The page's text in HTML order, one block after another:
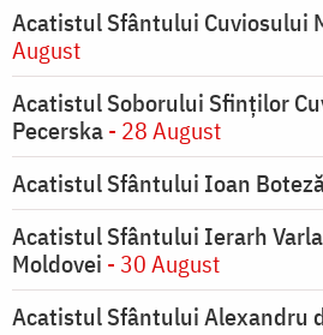
Acatistul Sfântului Cuviosului
August
Acatistul Soborului Sfinților
Pecerska- 28 August
Acatistul Sfântului Ioan
Acatistul Sfântului Ierarh
Moldovei - 30 August
Acatistul Sfântului Alexandru